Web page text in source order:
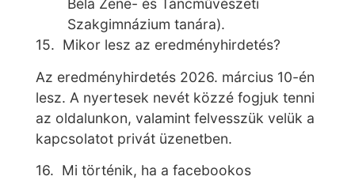
Béla Zene- és Táncművészeti
Szakgimnázium tanára).
15. Mikor lesz az eredményhirdetés?
Az eredményhirdetés 2026. március 10-én
lesz. A nyertesek nevét közzé fogjuk tenni
az oldalunkon, valamint felvesszük velük a
kapcsolatot privát üzenetben.
16. Mi történik, ha a facebookos